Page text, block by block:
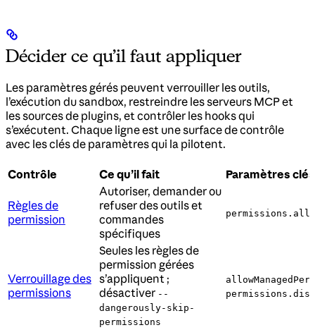
Décider ce qu’il faut appliquer
Les paramètres gérés peuvent verrouiller les outils,
l’exécution du sandbox, restreindre les serveurs MCP et
les sources de plugins, et contrôler les hooks qui
s’exécutent. Chaque ligne est une surface de contrôle
avec les clés de paramètres qui la pilotent.
Contrôle Ce qu’il fait Paramètres clés
Règles de
permission
Autoriser, demander ou
refuser des outils et
commandes
spécifiques
Verrouillage des
permissions
Seules les règles de
permission gérées
s’appliquent ;
désactiver --
dangerously-skip-
permissions